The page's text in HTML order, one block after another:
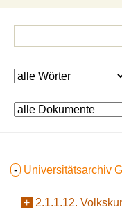
- Universitätsarchiv
+ 2.1.1.12.